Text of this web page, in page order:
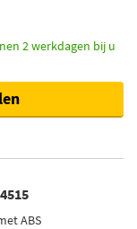
2 werkdagen bij u
ABS